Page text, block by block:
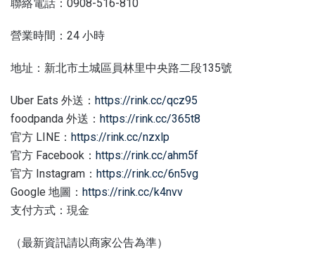
聯絡電話：0908-516-810
營業時間：24 小時
地址：新北市土城區員林里中央路二段135號
Uber Eats 外送： https://rink.cc/qcz95
foodpanda 外送： https://rink.cc/365t8
官方 LINE： https://rink.cc/nzxlp
官方 Facebook： https://rink.cc/ahm5f
官方 Instagram： https://rink.cc/6n5vg
Google 地圖： https://rink.cc/k4nvv
支付方式：現金
（最新資訊請以商家公告為準）